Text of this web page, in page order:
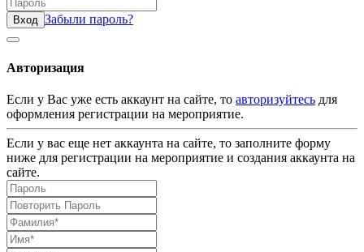
Вход Забыли пароль?
Авторизация
Если у Вас уже есть аккаунт на сайте, то авторизуйтесь для
оформления регистрации на мероприятие.
Если у вас еще нет аккаунта на сайте, то заполните форму
ниже для регистрации на мероприятие и создания аккаунта на
сайте.